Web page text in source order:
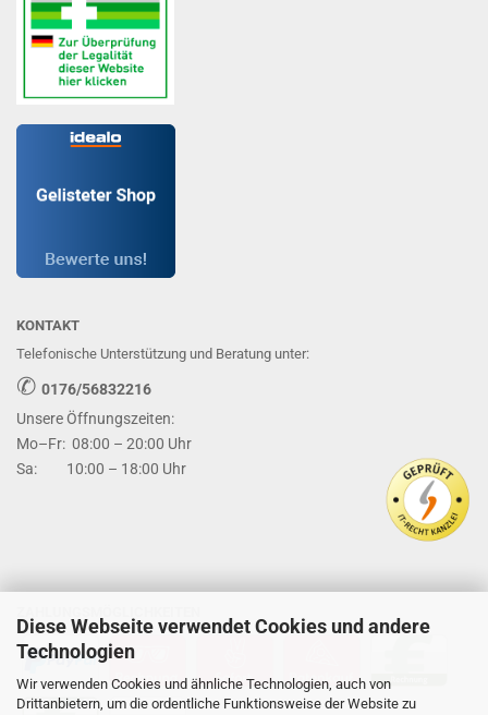
Diese Webseite verwendet Cookies und andere
Technologien
Wir verwenden Cookies und ähnliche Technologien, auch von
Drittanbietern, um die ordentliche Funktionsweise der Website zu
KONTAKT
Telefonische Unterstützung und Beratung unter:
✆ 0176/56832216
Unsere Öffnungszeiten:
Mo–Fr: 08:00 – 20:00 Uhr
Sa: 10:00 – 18:00 Uhr